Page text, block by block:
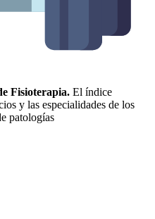
Fisioterapia. El índice
y las especialidades de los
patologías